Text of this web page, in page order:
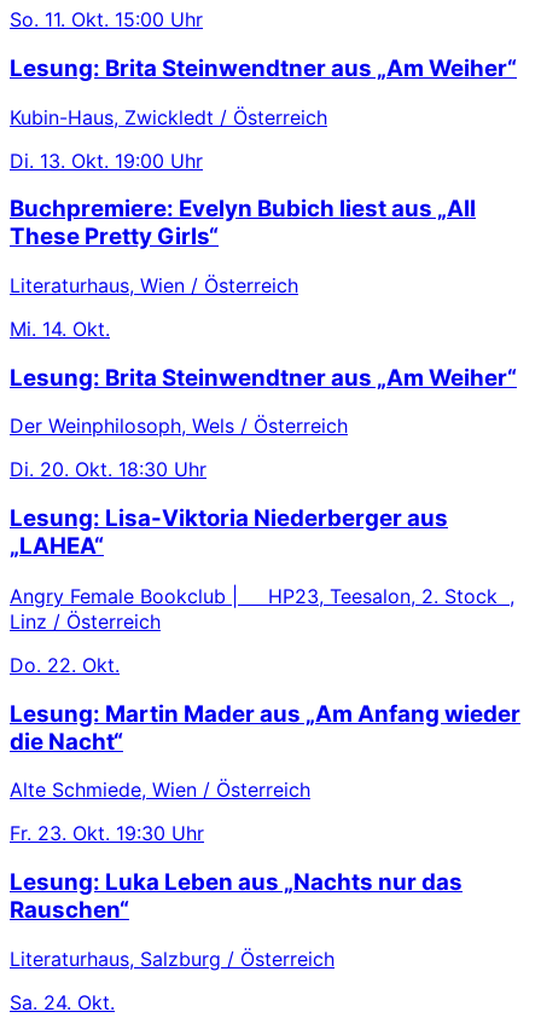
So. 11. Okt. 15:00 Uhr
Lesung: Brita Steinwendtner aus „Am Weiher“
Kubin-Haus, Zwickledt / Österreich
Di. 13. Okt. 19:00 Uhr
Buchpremiere: Evelyn Bubich liest aus „All
These Pretty Girls“
Literaturhaus, Wien / Österreich
Mi. 14. Okt.
Lesung: Brita Steinwendtner aus „Am Weiher“
Der Weinphilosoph, Wels / Österreich
Di. 20. Okt. 18:30 Uhr
Lesung: Lisa-Viktoria Niederberger aus
„LAHEA“
Angry Female Bookclub | HP23, Teesalon, 2. Stock ,
Linz / Österreich
Do. 22. Okt.
Lesung: Martin Mader aus „Am Anfang wieder
die Nacht“
Alte Schmiede, Wien / Österreich
Fr. 23. Okt. 19:30 Uhr
Lesung: Luka Leben aus „Nachts nur das
Rauschen“
Literaturhaus, Salzburg / Österreich
Sa. 24. Okt.